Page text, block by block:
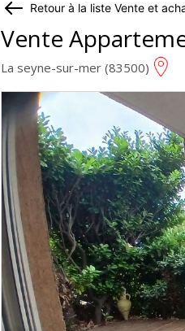
Retour à la liste Vente et
Vente
La seyne-sur-mer (83500)